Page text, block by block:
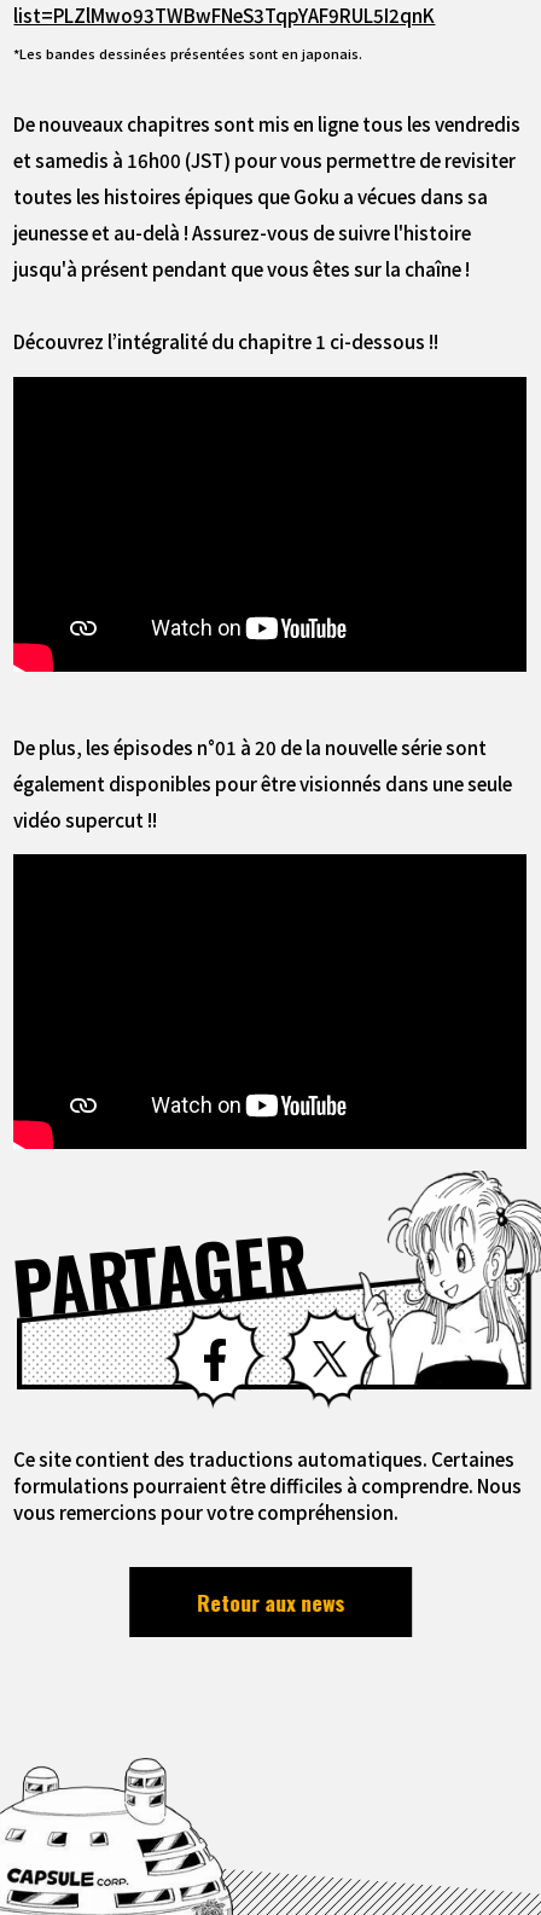
list=PLZlMwo93TWBwFNeS3TqpYAF9RUL5I2qnK
*Les bandes dessinées présentées sont en japonais.
De nouveaux chapitres sont mis en ligne tous les vendredis
et samedis à 16h00 (JST) pour vous permettre de revisiter
toutes les histoires épiques que Goku a vécues dans sa
jeunesse et au-delà ! Assurez-vous de suivre l'histoire
jusqu'à présent pendant que vous êtes sur la chaîne !
Découvrez l’intégralité du chapitre 1 ci-dessous !!
De plus, les épisodes n°01 à 20 de la nouvelle série sont
également disponibles pour être visionnés dans une seule
vidéo supercut !!
PARTAGERFacebook X
Ce site contient des traductions automatiques. Certaines
formulations pourraient être difficiles à comprendre. Nous
vous remercions pour votre compréhension.
Retour aux news